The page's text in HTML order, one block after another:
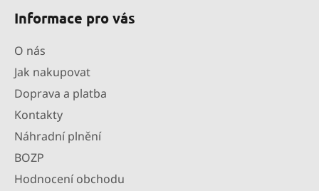
Informace pro vás
O nás
Jak nakupovat
Doprava a platba
Kontakty
Náhradní plnění
BOZP
Hodnocení obchodu